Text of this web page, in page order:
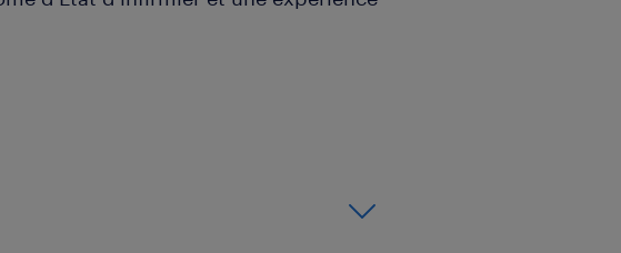
d'analyses en laboratoire
précision
capacités d'organisation et
favorise un travail en équipe